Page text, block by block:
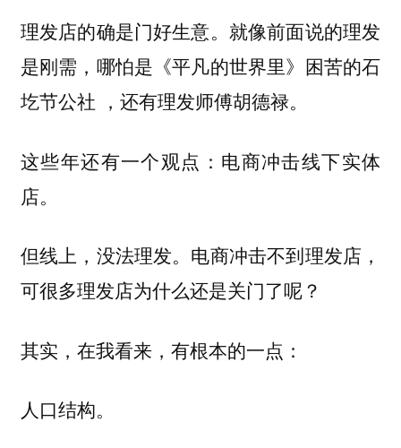
理发店的确是门好生意。就像前面说的理发
是刚需，哪怕是《平凡的世界里》困苦的石
圪节公社 ，还有理发师傅胡德禄。
这些年还有一个观点：电商冲击线下实体
店。
但线上，没法理发。电商冲击不到理发店，
可很多理发店为什么还是关门了呢？
其实，在我看来，有根本的一点：
人口结构。